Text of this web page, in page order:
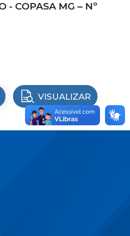
- COPASA MG – Nº
VISUALIZAR